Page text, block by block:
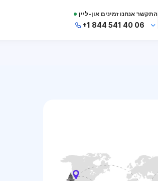
התקשר אנחנו זמינים און-ליין
+1 844 541 40 06